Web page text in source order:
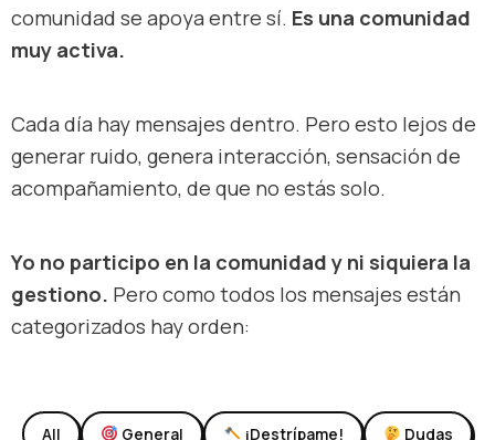
comunidad se apoya entre sí. Es una comunidad
muy activa.
Cada día hay mensajes dentro. Pero esto lejos de
generar ruido, genera interacción, sensación de
acompañamiento, de que no estás solo.
Yo no participo en la comunidad y ni siquiera la
gestiono. Pero como todos los mensajes están
categorizados hay orden:
All General ¡Destrípame! Dudas